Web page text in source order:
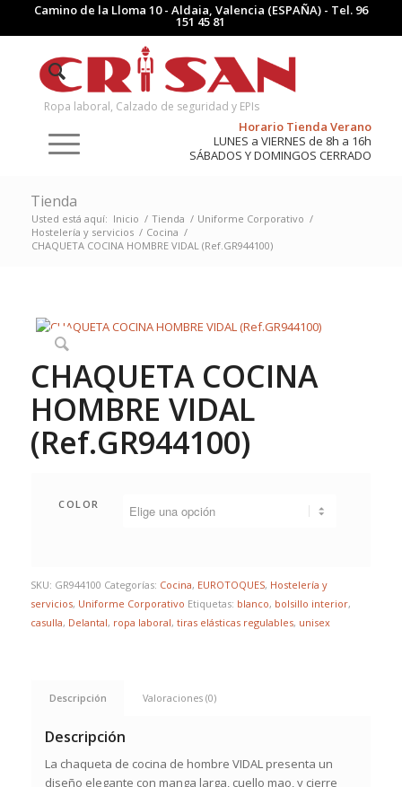
Camino de la Lloma 10 - Aldaia, Valencia (ESPAÑA) - Tel. 96
151 45 81
Ropa laboral, Calzado de seguridad y EPIs
Horario Tienda Verano
LUNES a VIERNES de 8h a 16h
SÁBADOS Y DOMINGOS CERRADO
Tienda
Usted está aquí: Inicio / Tienda / Uniforme Corporativo /
Hostelería y servicios / Cocina /
CHAQUETA COCINA HOMBRE VIDAL (Ref.GR944100)
CHAQUETA COCINA
HOMBRE VIDAL
(Ref.GR944100)
COLOR
SKU: GR944100 Categorías: Cocina, EUROTOQUES, Hostelería y
servicios, Uniforme Corporativo Etiquetas: blanco, bolsillo interior,
casulla, Delantal, ropa laboral, tiras elásticas regulables, unisex
Descripción Valoraciones (0)
Descripción
La chaqueta de cocina de hombre VIDAL presenta un
diseño elegante con manga larga, cuello mao, y cierre